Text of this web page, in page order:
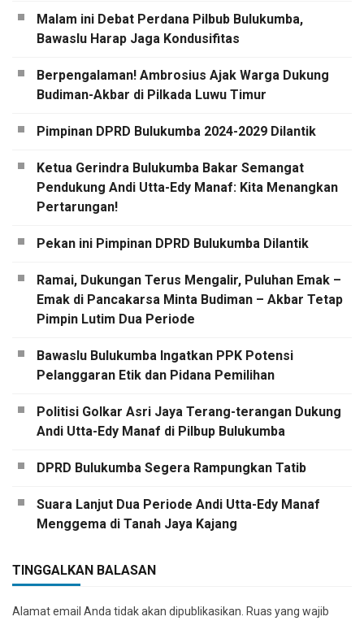
Malam ini Debat Perdana Pilbub Bulukumba,
Bawaslu Harap Jaga Kondusifitas
Berpengalaman! Ambrosius Ajak Warga Dukung
Budiman-Akbar di Pilkada Luwu Timur
Pimpinan DPRD Bulukumba 2024-2029 Dilantik
Ketua Gerindra Bulukumba Bakar Semangat
Pendukung Andi Utta-Edy Manaf: Kita Menangkan
Pertarungan!
Pekan ini Pimpinan DPRD Bulukumba Dilantik
Ramai, Dukungan Terus Mengalir, Puluhan Emak –
Emak di Pancakarsa Minta Budiman – Akbar Tetap
Pimpin Lutim Dua Periode
Bawaslu Bulukumba Ingatkan PPK Potensi
Pelanggaran Etik dan Pidana Pemilihan
Politisi Golkar Asri Jaya Terang-terangan Dukung
Andi Utta-Edy Manaf di Pilbup Bulukumba
DPRD Bulukumba Segera Rampungkan Tatib
Suara Lanjut Dua Periode Andi Utta-Edy Manaf
Menggema di Tanah Jaya Kajang
TINGGALKAN BALASAN
Alamat email Anda tidak akan dipublikasikan. Ruas yang wajib